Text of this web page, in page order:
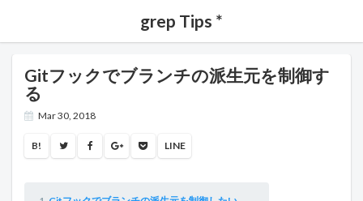
grep Tips *
Gitフックでブランチの派生元を制御す
る
Mar 30, 2018
B! LINE